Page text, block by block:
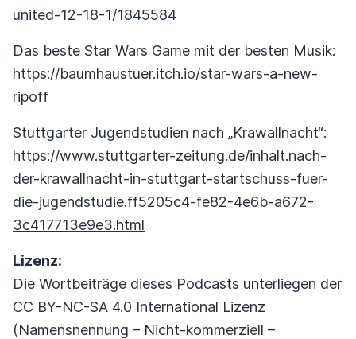
united-12-18-1/1845584
Das beste Star Wars Game mit der besten Musik:
https://baumhaustuer.itch.io/star-wars-a-new-
ripoff
Stuttgarter Jugendstudien nach „Krawallnacht“:
https://www.stuttgarter-zeitung.de/inhalt.nach-
der-krawallnacht-in-stuttgart-startschuss-fuer-
die-jugendstudie.ff5205c4-fe82-4e6b-a672-
3c417713e9e3.html
Lizenz:
Die Wortbeiträge dieses Podcasts unterliegen der
CC BY-NC-SA 4.0 International Lizenz
(Namensnennung – Nicht-kommerziell –